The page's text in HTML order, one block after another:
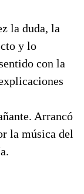
la duda, la
y lo
con la
Arrancó
la música del